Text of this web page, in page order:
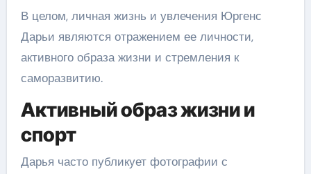
В целом, личная жизнь и увлечения Юргенс
Дарьи являются отражением ее личности,
активного образа жизни и стремления к
саморазвитию.
Активный образ жизни и
спорт
Дарья часто публикует фотографии с